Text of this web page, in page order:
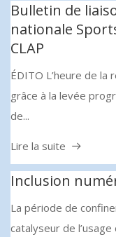
Bulletin de
nationale
CLAP
ÉDITO L’heure de la
grâce à la levée
de...
Lire la suite
Inclusion
La période de
catalyseur de